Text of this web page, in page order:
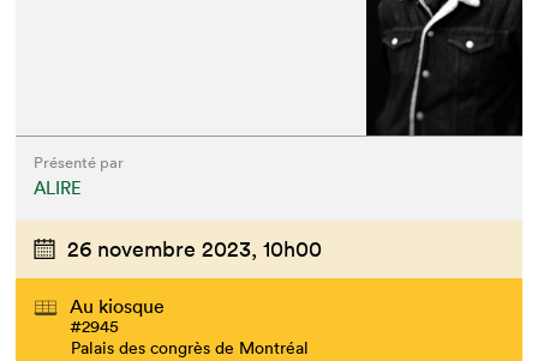
Présenté par
ALIRE
26 novembre 2023, 10h00
Au kiosque
#2945
Palais des congrès de Montréal